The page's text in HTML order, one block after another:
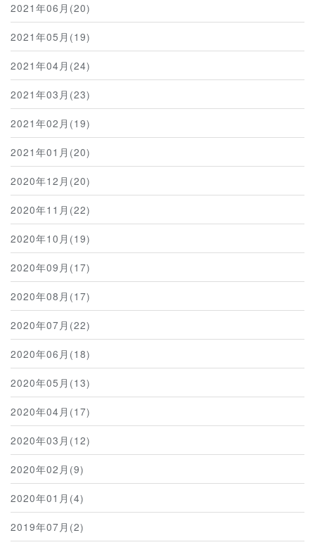
2021年06月(20)
2021年05月(19)
2021年04月(24)
2021年03月(23)
2021年02月(19)
2021年01月(20)
2020年12月(20)
2020年11月(22)
2020年10月(19)
2020年09月(17)
2020年08月(17)
2020年07月(22)
2020年06月(18)
2020年05月(13)
2020年04月(17)
2020年03月(12)
2020年02月(9)
2020年01月(4)
2019年07月(2)